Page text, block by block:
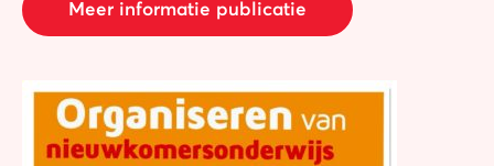
Meer informatie publicatie